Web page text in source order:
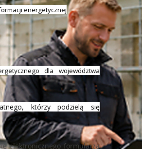
energetycznej
dla województwa
którzy podzielą się
elektronicznego formularza